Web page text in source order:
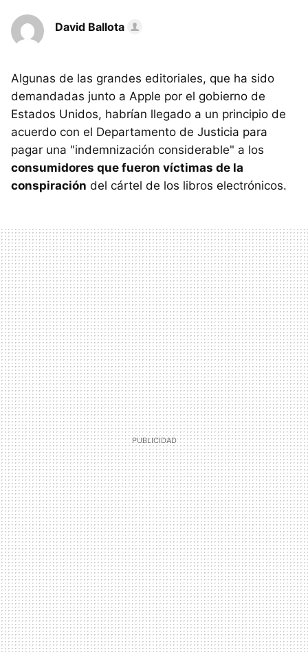
David Ballota
Algunas de las grandes editoriales, que ha sido
demandadas junto a Apple por el gobierno de
Estados Unidos, habrían llegado a un principio de
acuerdo con el Departamento de Justicia para
pagar una "indemnización considerable" a los
consumidores que fueron víctimas de la
conspiración del cártel de los libros electrónicos.